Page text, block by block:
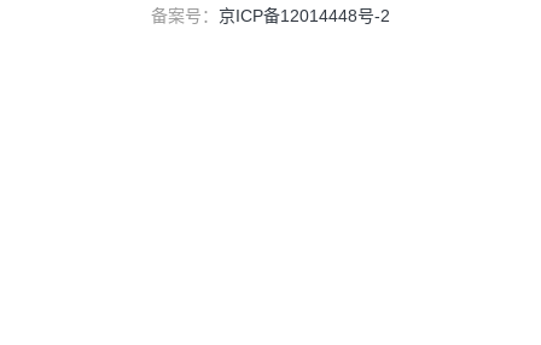
备案号： 京ICP备12014448号-2